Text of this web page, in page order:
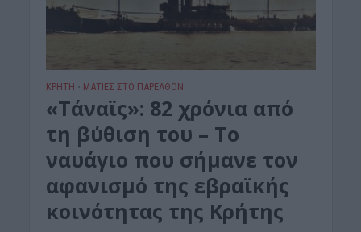
ΚΡΗΤΗ • ΜΑΤΙΕΣ ΣΤΟ ΠΑΡΕΛΘΟΝ
«Τάναϊς»: 82 χρόνια από
τη βύθιση του – Το
ναυάγιο που σήμανε τον
αφανισμό της εβραϊκής
κοινότητας της Κρήτης